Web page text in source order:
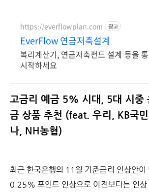
https://everflowplan.com 광고
EverFlow 연금저축설계
복리계산기, 연금저축펀드 설계 등을
시작하세요
고금리 예금 5% 시대, 5대 시중
금 상품 추천 (feat. 우리, KB국
나, NH농협)
최근 한국은행의 11월 기준금리 인상안이
0.25% 포인트 인상으로 이전보다는 인상